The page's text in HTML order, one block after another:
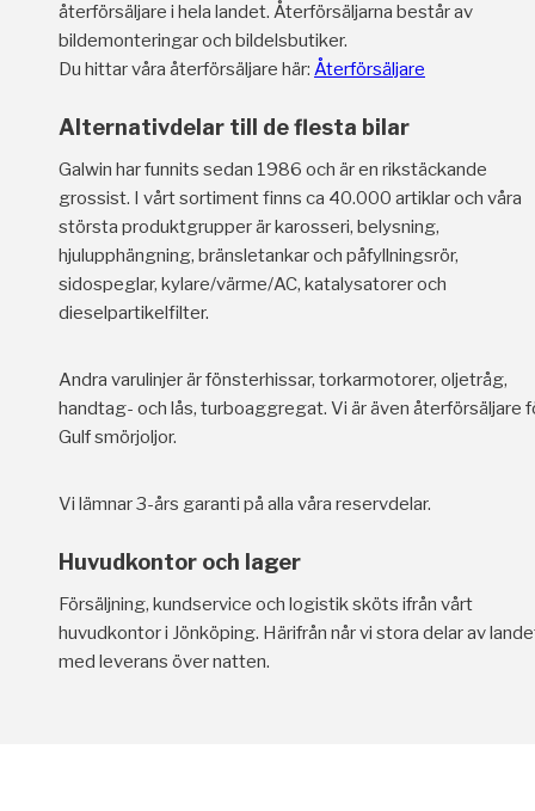
återförsäljare i hela landet. Återförsäljarna består av
bildemonteringar och bildelsbutiker.
Du hittar våra återförsäljare här: Återförsäljare
Alternativdelar till de flesta bilar
Galwin har funnits sedan 1986 och är en rikstäckande
grossist. I vårt sortiment finns ca 40.000 artiklar och våra
största produktgrupper är karosseri, belysning,
hjulupphängning, bränsletankar och påfyllningsrör,
sidospeglar, kylare/värme/AC, katalysatorer och
dieselpartikelfilter.
Andra varulinjer är fönsterhissar, torkarmotorer, oljetråg,
handtag- och lås, turboaggregat. Vi är även återförsäljare
Gulf smörjoljor.
Vi lämnar 3-års garanti på alla våra reservdelar.
Huvudkontor och lager
Försäljning, kundservice och logistik sköts ifrån vårt
huvudkontor i Jönköping. Härifrån når vi stora delar av
med leverans över natten.